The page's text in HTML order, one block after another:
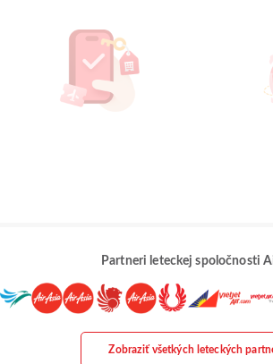
Partneri leteckej spoločnosti
Zobraziť všetkých leteckých